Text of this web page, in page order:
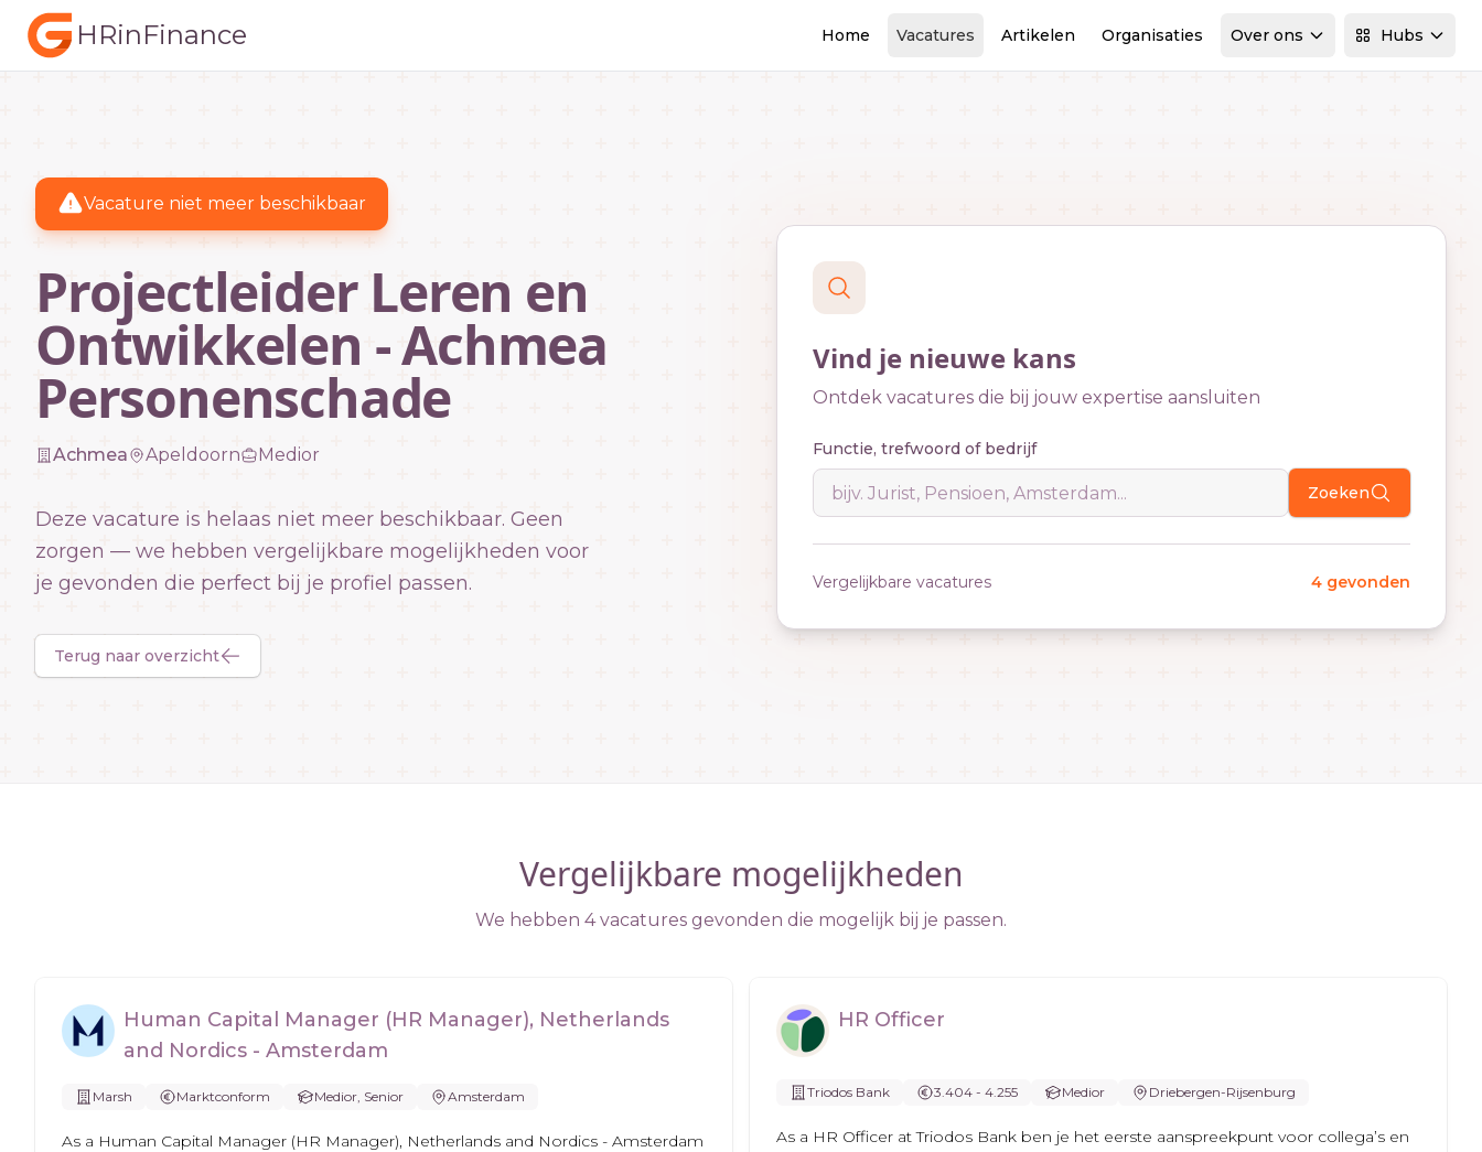
HRinFinance Home Vacatures Artikelen Organisaties Over ons Hubs
Vacature niet meer beschikbaar
Projectleider Leren en
Ontwikkelen - Achmea
Personenschade
Achmea Apeldoorn Medior
Deze vacature is helaas niet meer beschikbaar. Geen
zorgen — we hebben vergelijkbare mogelijkheden voor
je gevonden die perfect bij je profiel passen.
Terug naar overzicht
Vind je nieuwe kans
Ontdek vacatures die bij jouw expertise aansluiten
Functie, trefwoord of bedrijf
Zoeken
Vergelijkbare vacatures 4 gevonden
Vergelijkbare mogelijkheden
We hebben 4 vacatures gevonden die mogelijk bij je passen.
Human Capital Manager (HR Manager), Netherlands
and Nordics - Amsterdam
Marsh Marktconform Medior, Senior Amsterdam
As a Human Capital Manager (HR Manager), Netherlands and Nordics - Amsterdam
HR Officer
Triodos Bank 3.404 - 4.255 Medior Driebergen-Rijsenburg
As a HR Officer at Triodos Bank ben je het eerste aanspreekpunt voor collega’s en